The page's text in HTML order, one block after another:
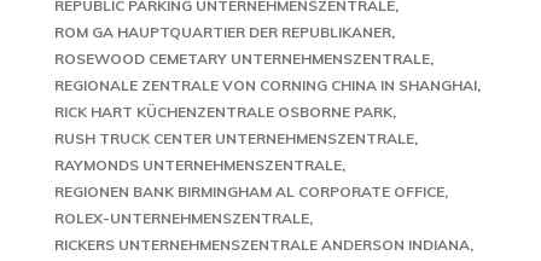
REPUBLIC PARKING UNTERNEHMENSZENTRALE
ROM GA HAUPTQUARTIER DER REPUBLIKANER
ROSEWOOD CEMETARY UNTERNEHMENSZENTRALE
REGIONALE ZENTRALE VON CORNING CHINA IN SHANGHAI
RICK HART KÜCHENZENTRALE OSBORNE PARK
RUSH TRUCK CENTER UNTERNEHMENSZENTRALE
RAYMONDS UNTERNEHMENSZENTRALE
REGIONEN BANK BIRMINGHAM AL CORPORATE OFFICE
ROLEX-UNTERNEHMENSZENTRALE
RICKERS UNTERNEHMENSZENTRALE ANDERSON INDIANA